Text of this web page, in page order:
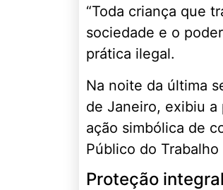
“Toda criança que
sociedade e o
prática ilegal.
Na noite da última
de Janeiro, exibiu a
ação simbólica de
Público do
Proteção integral